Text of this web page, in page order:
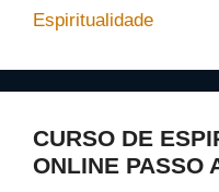
Espiritualidade
CURSO DE
ONLINE PASSO